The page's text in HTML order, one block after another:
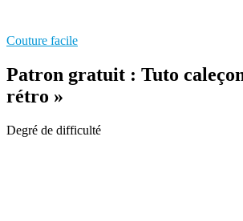
Couture facile
Patron gratuit : Tuto
rétro »
Degré de difficulté